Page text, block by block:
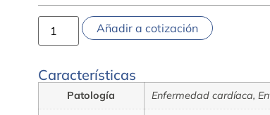
Añadir a cotización
Características
Patología Enfermedad cardíaca,